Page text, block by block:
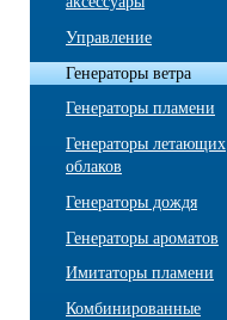
Управление
Генераторы ветра
Генераторы пламени
Генераторы летающих
облаков
Генераторы дождя
Генераторы ароматов
Имитаторы пламени
Комбинированные